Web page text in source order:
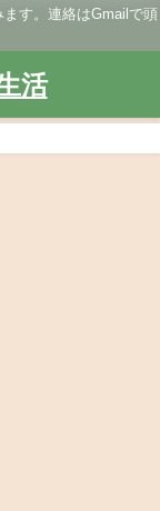
す。連絡はGmailで頭
活